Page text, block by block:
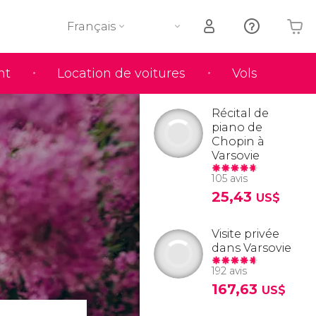
Location de voitures Vols
Français
Votre panier est vide
Récital de
piano de
Chopin à
Varsovie
105 avis
25,43 US$
Visite privée
dans Varsovie
192 avis
167,63 US$